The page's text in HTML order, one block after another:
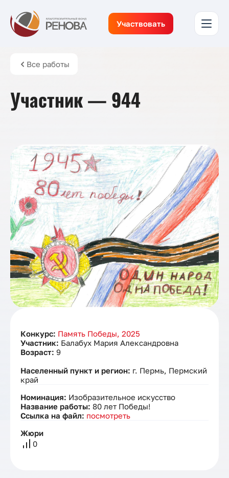
Участвовать
Все работы
Участник — 944
Конкурс: Память Победы, 2025
Участник: Балабух Мария Александровна
Возраст: 9
Населенный пункт и регион: г. Пермь, Пермский
край
Номинация: Изобразительное искусство
Название работы: 80 лет Победы!
Ссылка на файл: посмотреть
Жюри
0